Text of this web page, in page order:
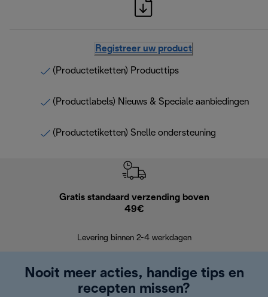
Registreer uw product
(Productetiketten) Producttips
(Productlabels) Nieuws & Speciale aanbiedingen
(Productetiketten) Snelle ondersteuning
Gratis standaard verzending boven
49€
Levering binnen 2-4 werkdagen
Nooit meer acties, handige tips en
recepten missen?